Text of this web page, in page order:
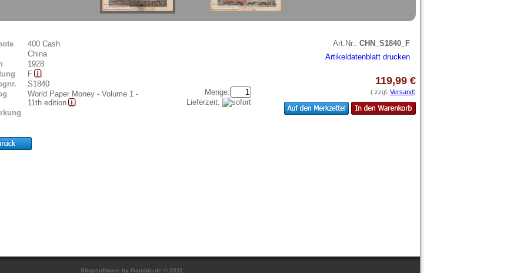
400 Cash
China
1928
F
S1840
World Paper Money - Volume 1 -
11th edition
Art.Nr.: CHN_S1840_F
Artikeldatenblatt drucken
Menge:
Lieferzeit:
119,99 €
( zzgl. Versand)
Shopsoftware by Gambio.de © 2011